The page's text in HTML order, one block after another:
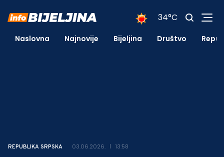
34°C
Naslovna Najnovije Bijeljina Društvo
REPUBLIKA SRPSKA 03.06.2026. 13:58